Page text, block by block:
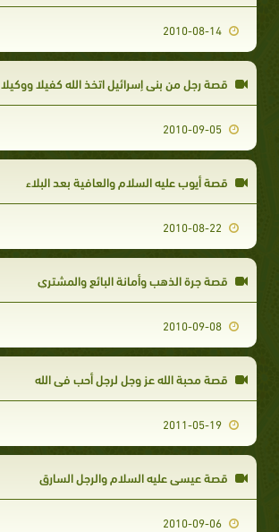
قصة رجل من بني إسرائيل اتخذ الله كفيلا ووكيلا
قصة أيوب عليه السلام والعافية بعد البلاء
قصة جرة الذهب وأمانة البائع والمشتري
قصة محبة الله عز وجل لرجل أحب في الله
قصة عيسى عليه السلام والرجل السارق